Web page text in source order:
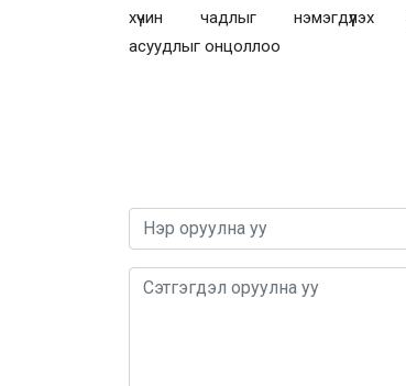
хүчин чадлыг нэмэгдүүлэх
асуудлыг онцоллоо